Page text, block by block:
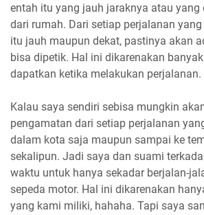
entah itu yang jauh jaraknya atau yang
dari rumah. Dari setiap perjalanan
itu jauh maupun dekat, pastinya akan
bisa dipetik. Hal ini dikarenakan
dapatkan ketika melakukan perjalanan.
Kalau saya sendiri sebisa mungkin
pengamatan dari setiap perjalanan
dalam kota saja maupun sampai ke
sekalipun. Jadi saya dan suami
waktu untuk hanya sekadar berjalan-
sepeda motor. Hal ini dikarenakan
yang kami miliki, hahaha. Tapi saya